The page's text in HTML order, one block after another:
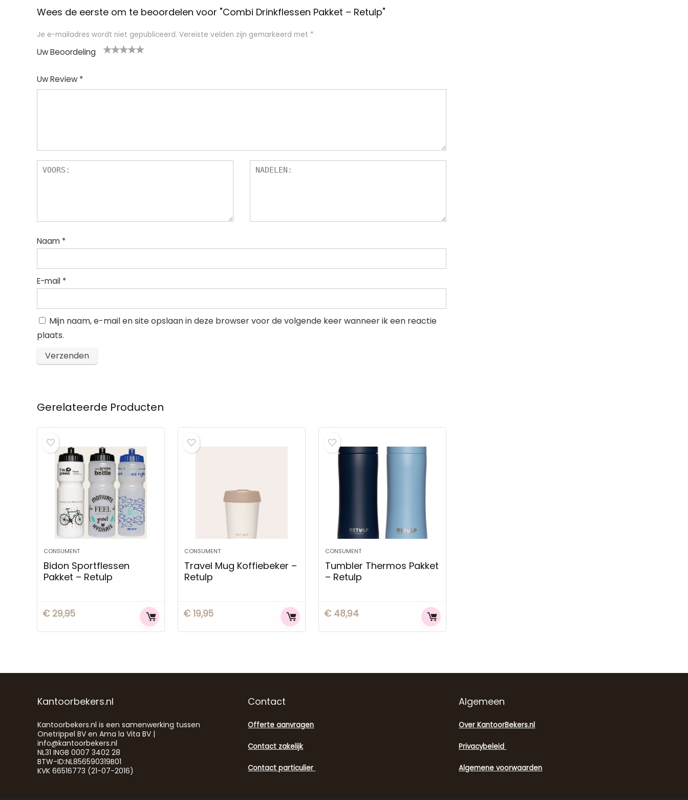
Wees de eerste om te beoordelen voor "Combi Drinkflessen Pakket – Retulp"
Je e-mailadres wordt niet gepubliceerd. Vereiste velden zijn gemarkeerd met *
Uw Beoordeling
Uw Review *
Naam *
E-mail *
Mijn naam, e-mail en site opslaan in deze browser voor de volgende keer wanneer ik een reactie
plaats.
Gerelateerde Producten
CONSUMENT
Bidon Sportflessen
Pakket – Retulp
€ 29,95
CONSUMENT
Travel Mug Koffiebeker –
Retulp
€19,95
CONSUMENT
Tumbler Thermos Pakket
– Retulp
€48,94
Kantoorbekers.nl
Kantoorbekers.nl is een samenwerking tussen
Onetrippel BV en Ama la Vita BV |
info@kantoorbekers.nl
NL31 INGB 0007 3402 28
BTW-ID:NL856590319B01
KVK 66516773 (21-07-2016)
Contact
Offerte aanvragen
Contact zakelijk
Contact particulier
Algemeen
Over KantoorBekers.nl
Privacybeleid
Algemene voorwaarden